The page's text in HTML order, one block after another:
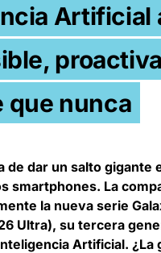
Artificial
que nunca
de dar un salto gigante
smartphones. La
la nueva serie
Ultra), su tercera
Artificial. ¿La